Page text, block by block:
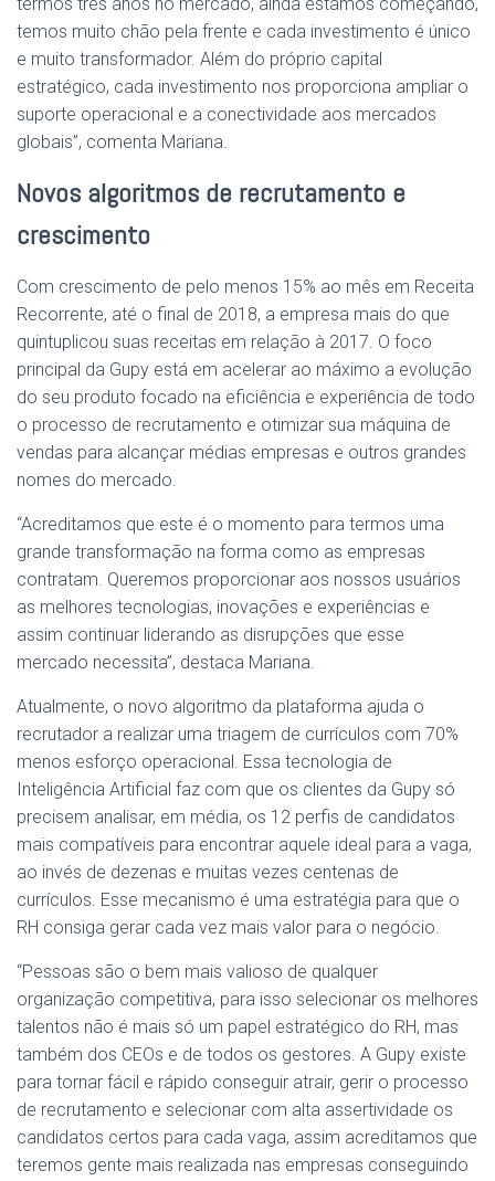
temos muito chão pela frente e cada investimento é único
e muito transformador. Além do próprio capital
estratégico, cada investimento nos proporciona ampliar o
suporte operacional e a conectividade aos mercados
globais”, comenta Mariana.
Novos algoritmos de recrutamento e
crescimento
Com crescimento de pelo menos 15% ao mês em Receita
Recorrente, até o final de 2018, a empresa mais do que
quintuplicou suas receitas em relação à 2017. O foco
principal da Gupy está em acelerar ao máximo a evolução
do seu produto focado na eficiência e experiência de todo
o processo de recrutamento e otimizar sua máquina de
vendas para alcançar médias empresas e outros grandes
nomes do mercado.
“Acreditamos que este é o momento para termos uma
grande transformação na forma como as empresas
contratam. Queremos proporcionar aos nossos usuários
as melhores tecnologias, inovações e experiências e
assim continuar liderando as disrupções que esse
mercado necessita”, destaca Mariana.
Atualmente, o novo algoritmo da plataforma ajuda o
recrutador a realizar uma triagem de currículos com 70%
menos esforço operacional. Essa tecnologia de
Inteligência Artificial faz com que os clientes da Gupy só
precisem analisar, em média, os 12 perfis de candidatos
mais compatíveis para encontrar aquele ideal para a vaga,
ao invés de dezenas e muitas vezes centenas de
currículos. Esse mecanismo é uma estratégia para que o
RH consiga gerar cada vez mais valor para o negócio.
“Pessoas são o bem mais valioso de qualquer
organização competitiva, para isso selecionar os melhores
talentos não é mais só um papel estratégico do RH, mas
também dos CEOs e de todos os gestores. A Gupy existe
para tornar fácil e rápido conseguir atrair, gerir o processo
de recrutamento e selecionar com alta assertividade os
candidatos certos para cada vaga, assim acreditamos que
teremos gente mais realizada nas empresas conseguindo